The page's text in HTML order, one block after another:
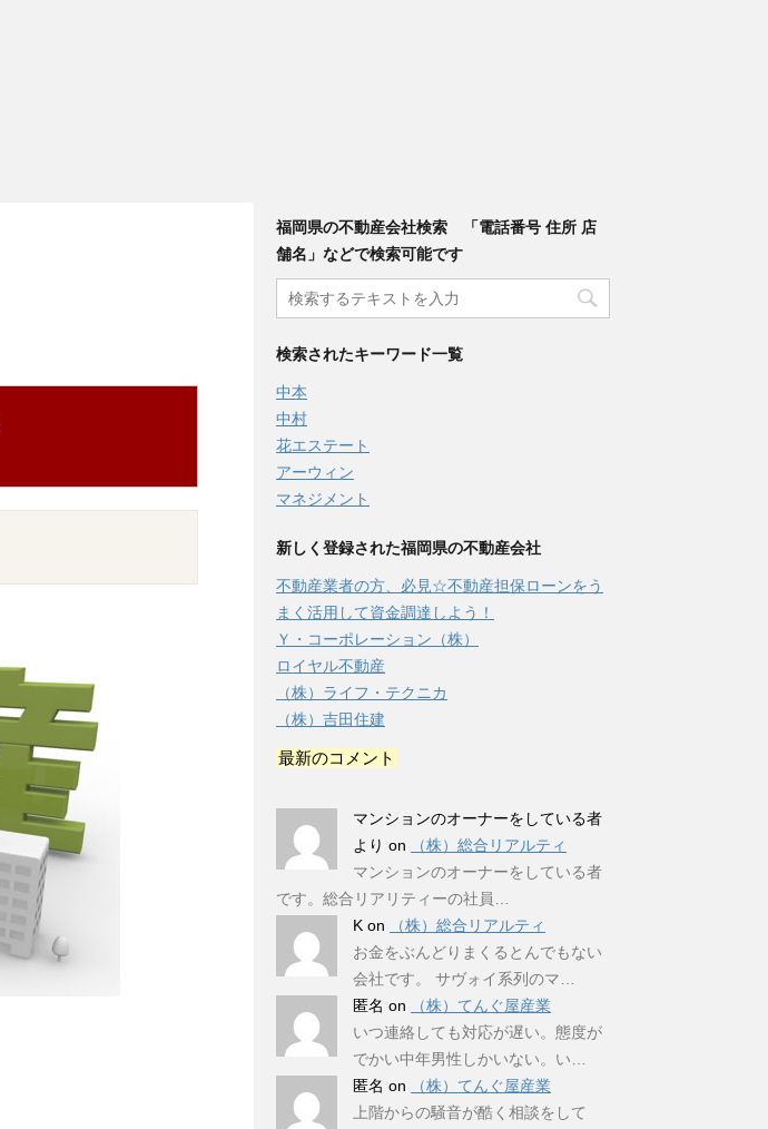
福岡県の不動産会社検索 「電話番号 住所 店
舗名」などで検索可能です
検索されたキーワード一覧
中本
中村
花エステート
アーウィン
マネジメント
新しく登録された福岡県の不動産会社
不動産業者の方、必見☆不動産担保ローンをう
まく活用して資金調達しよう！
Ｙ・コーポレーション（株）
ロイヤル不動産
（株）ライフ・テクニカ
（株）吉田住建
最新のコメント
マンションのオーナーをしている者
より on
（株）総合リアルティ
マンションのオーナーをしている者
です。総合リアリティーの社員…
K on
（株）総合リアルティ
お金をぶんどりまくるとんでもない
会社です。 サヴォイ系列のマ…
匿名 on
（株）てんぐ屋産業
いつ連絡しても対応が遅い。態度が
でかい中年男性しかいない。い…
匿名 on
（株）てんぐ屋産業
上階からの騒音が酷く相談をして